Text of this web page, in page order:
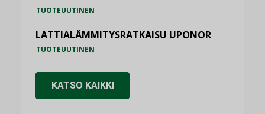
TUOTEUUTINEN
LATTIALÄMMITYSRATKAISU UPONOR
TUOTEUUTINEN
KATSO KAIKKI